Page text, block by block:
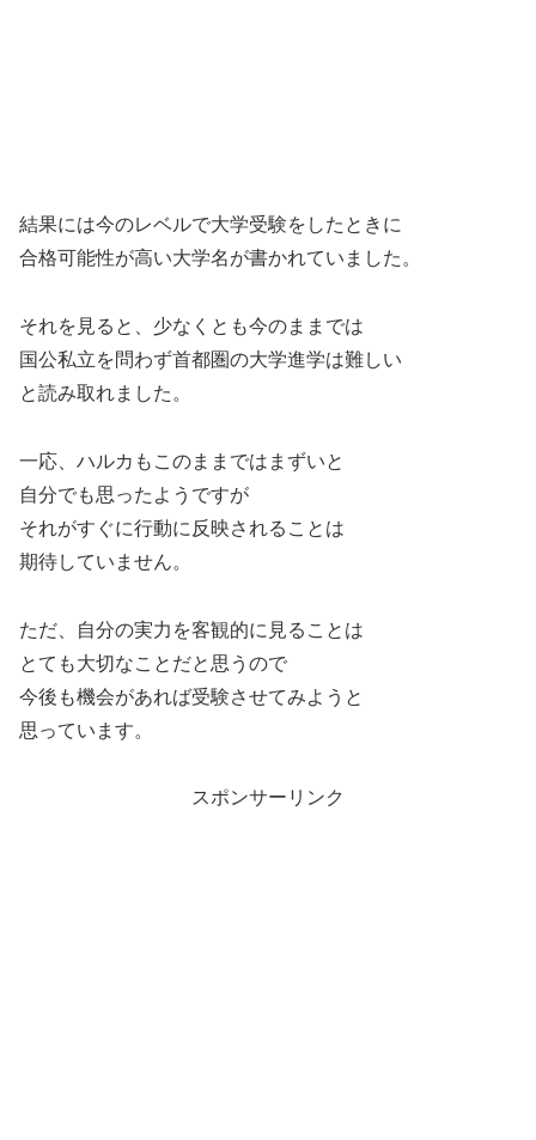
結果には今のレベルで大学受験をしたときに
合格可能性が高い大学名が書かれていました。
それを見ると、少なくとも今のままでは
国公私立を問わず首都圏の大学進学は難しい
と読み取れました。
一応、ハルカもこのままではまずいと
自分でも思ったようですが
それがすぐに行動に反映されることは
期待していません。
ただ、自分の実力を客観的に見ることは
とても大切なことだと思うので
今後も機会があれば受験させてみようと
思っています。
スポンサーリンク